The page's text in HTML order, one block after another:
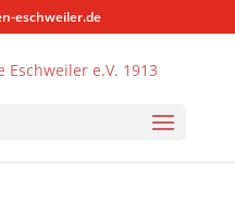
eschweiler.de